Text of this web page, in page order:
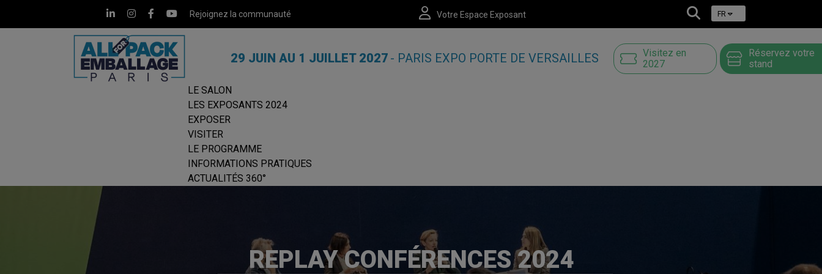
Rejoignez la communauté Votre Espace Exposant FR
29 JUIN AU 1 JUILLET 2027 - PARIS EXPO PORTE DE VERSAILLES
Visitez en
2027
Réservez votre
stand
LE SALON
LES EXPOSANTS 2024
EXPOSER
VISITER
LE PROGRAMME
INFORMATIONS PRATIQUES
ACTUALITÉS 360°
REPLAY CONFÉRENCES 2024